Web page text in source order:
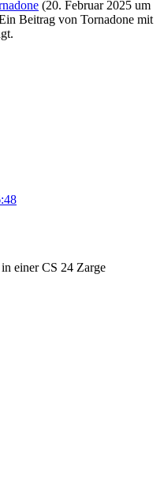
(20. Februar 2025 um
Beitrag von Tornadone mit
einer CS 24 Zarge